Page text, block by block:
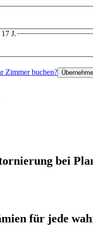
J.
Zimmer buchen?
bei
für jede